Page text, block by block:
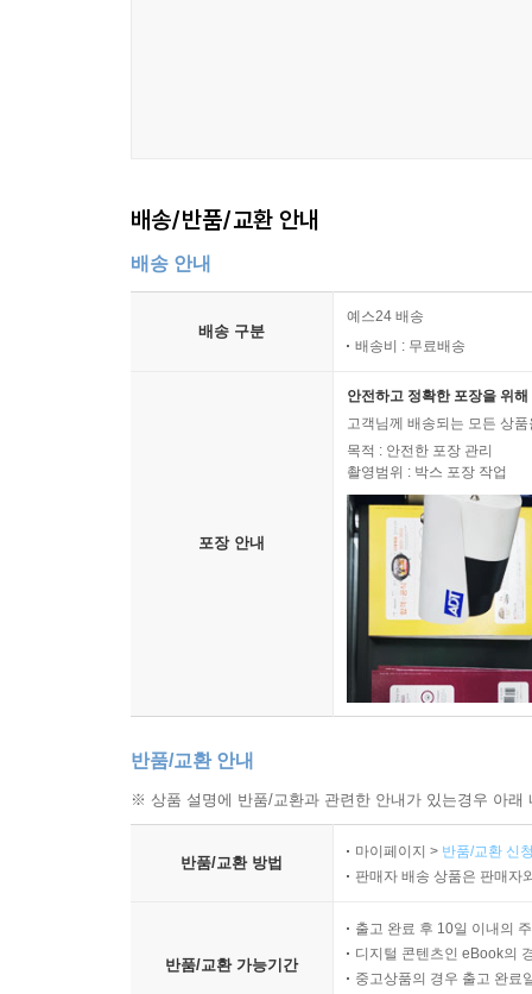
배송/반품/교환 안내
배송 안내
배송 구분
예스24 배송
배송비 : 무료배송
포장 안내
안전하고 정확한 포장을 위
고객님께 배송되는 모든 상
목적 : 안전한 포장 관리
촬영범위 : 박스 포장 작업
반품/교환 안내
※ 상품 설명에 반품/교환과 관련한 안내가 있는경우 아
반품/교환 방법
마이페이지 > 반품/교환 신
판매자 배송 상품은 판매자
반품/교환 가능기간
출고 완료 후 10일 이내의
디지털 콘텐츠인 eBook의
중고상품의 경우 출고 완료